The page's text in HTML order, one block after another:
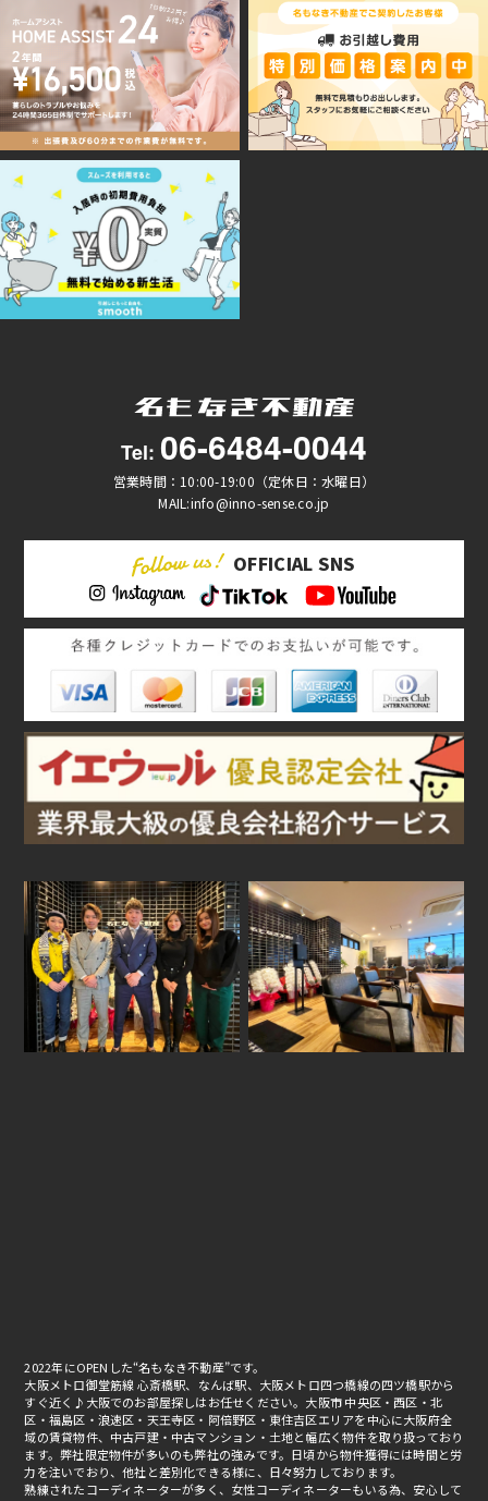
Tel: 06-6484-0044
営業時間：10:00-19:00（定休日：水曜日）
MAIL:info@inno-sense.co.jp
OFFICIAL SNS
2022年にOPENした“名もなき不動産”です。
大阪メトロ御堂筋線 心斎橋駅、なんば駅、大阪メトロ四つ橋線の四ツ橋駅から
すぐ近く♪大阪でのお部屋探しはお任せください。大阪市 中央区・西区・北
区・福島区・浪速区・天王寺区・阿倍野区・東住吉区エリアを中心に大阪府全
域の賃貸物件、中古戸建・中古マンション・土地と幅広く物件を取り扱っており
ます。弊社限定物件が多いのも弊社の強みです。日頃から物件獲得には時間と労
力を注いでおり、他社と差別化できる様に、日々努力しております。
熟練されたコーディネーターが多く、女性コーディネーターもいる為、安心して